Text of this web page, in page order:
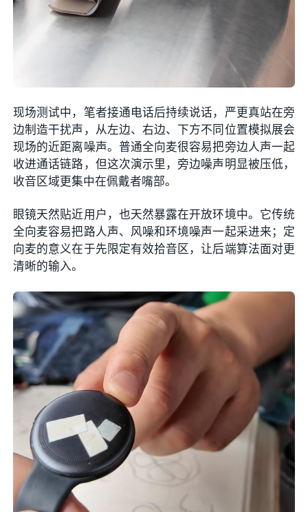
现场测试中，笔者接通电话后持续说话，严更真站在旁
边制造干扰声，从左边、右边、下方不同位置模拟展会
现场的近距离噪声。普通全向麦很容易把旁边人声一起
收进通话链路，但这次演示里，旁边噪声明显被压低，
收音区域更集中在佩戴者嘴部。
眼镜天然贴近用户，也天然暴露在开放环境中。它传统
全向麦容易把路人声、风噪和环境噪声一起采进来；定
向麦的意义在于先限定有效拾音区，让后端算法面对更
清晰的输入。